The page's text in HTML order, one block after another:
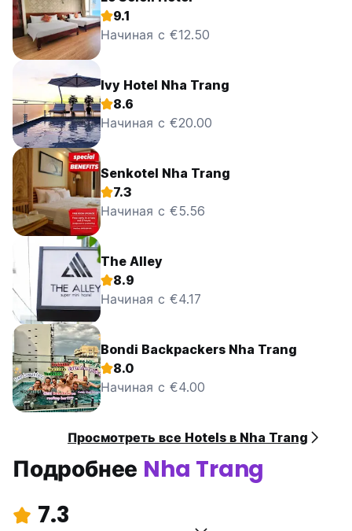
9.1
Начиная с €12.50
Ivy Hotel Nha Trang
8.6
Начиная с €20.00
Senkotel Nha Trang
7.3
Начиная с €5.56
The Alley
8.9
Начиная с €4.17
Bondi Backpackers Nha Trang
8.0
Начиная с €4.00
Просмотреть все Hotels в Nha Trang
Подробнее Nha Trang
7.3